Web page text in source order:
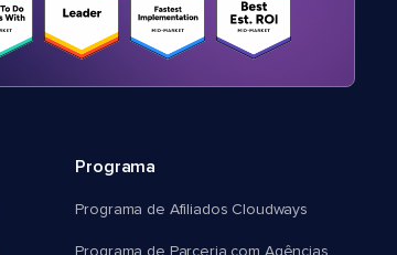
Programa
Programa de Afiliados Cloudways